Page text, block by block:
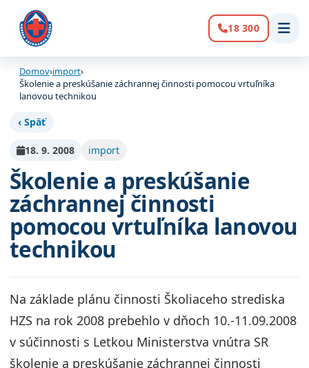
Volanie:
18 300
Domov›import›
Školenie a preskúšanie záchrannej činnosti pomocou vrtuľníka
lanovou technikou
‹ Späť
18. 9. 2008 import
Školenie a preskúšanie
záchrannej činnosti
pomocou vrtuľníka lanovou
technikou
Na základe plánu činnosti Školiaceho strediska
HZS na rok 2008 prebehlo v dňoch 10.-11.09.2008
v súčinnosti s Letkou Ministerstva vnútra SR
školenie a preskúšanie záchrannej činnosti